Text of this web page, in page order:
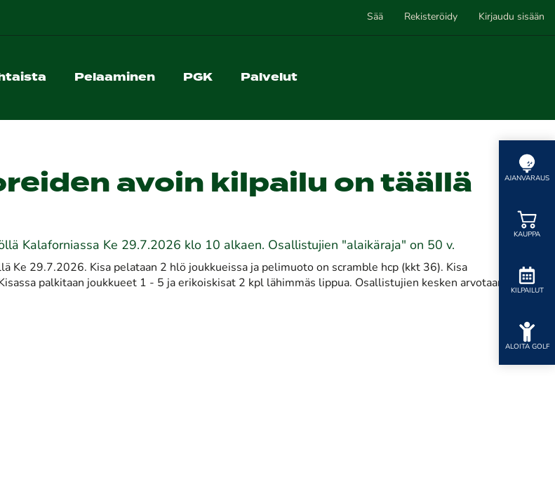
Sää Rekisteröidy Kirjaudu sisään
Pelaaminen PGK Palvelut
AJANVARAUS
KAUPPA
KILPAILUT
ALOITA GOLF
avoin kilpailu on täällä
Kalaforniassa Ke 29.7.2026 klo 10 alkaen. Osallistujien "alaikäraja" on 50 v.
Ke 29.7.2026. Kisa pelataan 2 hlö joukkueissa ja pelimuoto on scramble hcp (kkt 36). Kisa
palkitaan joukkueet 1 - 5 ja erikoiskisat 2 kpl lähimmäs lippua. Osallistujien kesken arvotaan